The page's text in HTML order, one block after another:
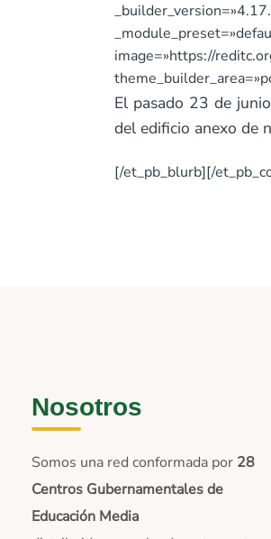
image=»https://
El pasado 23 de
del edificio anexo de
[/et_pb_blurb][/
Nosotros
Somos una red conformada por 28
Centros Gubernamentales de
Educación Media